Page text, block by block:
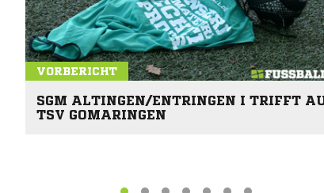
VORBERICHT
SGM ALTINGEN/ENTRINGEN I TRIFFT
TSV GOMARINGEN